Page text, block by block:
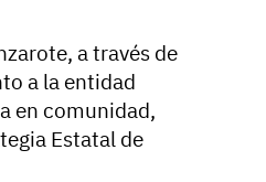
a través de
a la entidad
en comunidad,
Estatal de